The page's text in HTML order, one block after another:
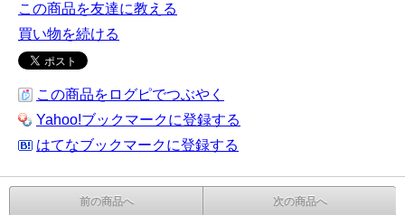
この商品を友達に教える
買い物を続ける
この商品をログピでつぶやく
Yahoo!ブックマークに登録する
はてなブックマークに登録する
前の商品へ 次の商品へ